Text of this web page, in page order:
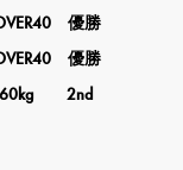
優勝
優勝
60kg 2nd